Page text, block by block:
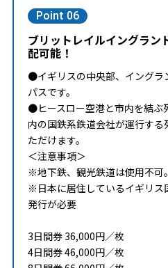
Point 06
ブリットレイルイングラン
配可能！
●イギリスの中央部、イングラ
パスです。
●ヒースロー空港と市内を結ぶ
内の国鉄系鉄道会社が運行す
ただけます。
＜注意事項＞
※地下鉄、観光鉄道は使用不可。
※日本に居住しているイギリス
発行が必要
3日間券 36,000円／枚
4日間券 46,000円／枚